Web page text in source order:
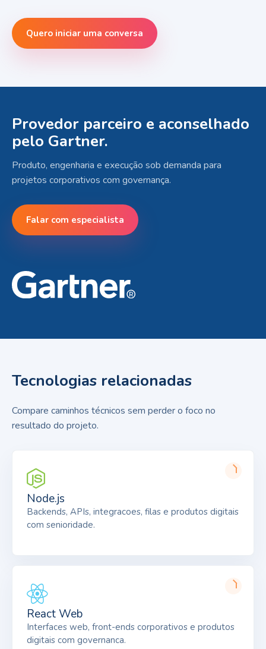
Quero iniciar uma conversa
Provedor parceiro e aconselhado
pelo Gartner.
Produto, engenharia e execução sob demanda para
projetos corporativos com governança.
Falar com especialista
Tecnologias relacionadas
Compare caminhos técnicos sem perder o foco no
resultado do projeto.
Node.js
Backends, APIs, integracoes, filas e produtos digitais
com senioridade.
React Web
Interfaces web, front-ends corporativos e produtos
digitais com governanca.